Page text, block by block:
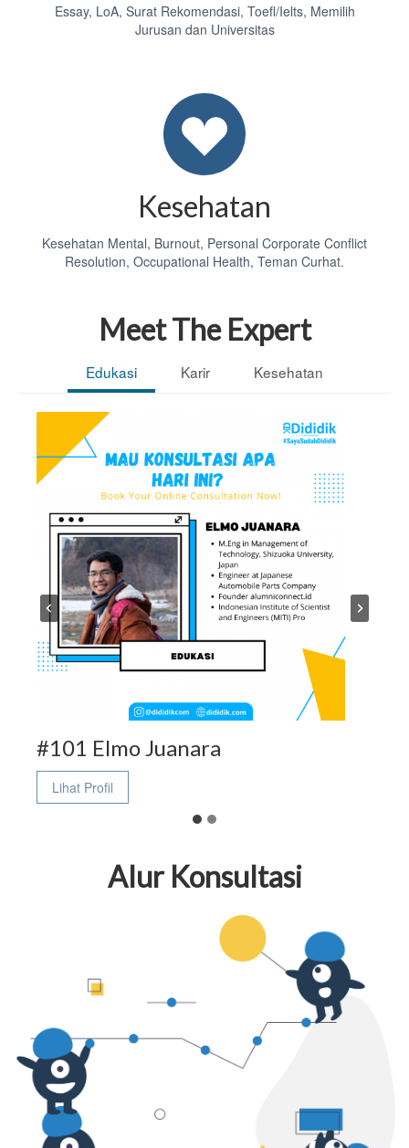
Essay, LoA, Surat Rekomendasi, Toefl/Ielts, Memilih
Jurusan dan Universitas
Kesehatan
Kesehatan Mental, Burnout, Personal Corporate Conflict
Resolution, Occupational Health, Teman Curhat.
Meet The Expert
Edukasi Karir Kesehatan
#101 Elmo Juanara
Lihat Profil
Elmo
Alur Konsultasi